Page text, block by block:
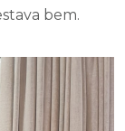
bem.